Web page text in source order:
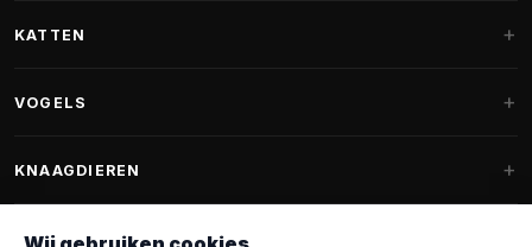
Fantail hondenmanden
Hondenspeelgoed
KATTEN
Krabpalen voor Maine Coon
VOGELS
Vogelvoer binnenvogels
KNAAGDIEREN